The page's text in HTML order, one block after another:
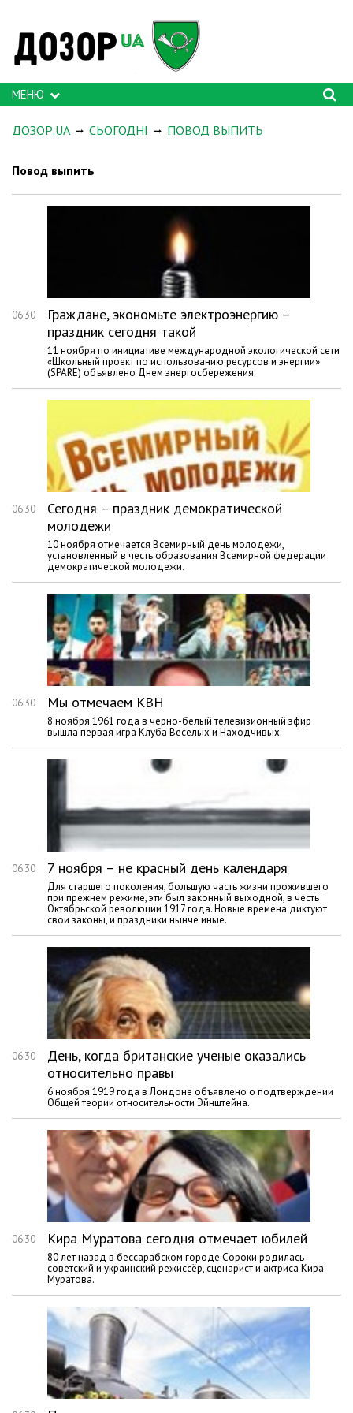
МЕНЮ
ДОЗОР.UA СЬОГОДНІ ПОВОД ВЫПИТЬ
Повод выпить
06:30
Граждане, экономьте электроэнергию –
праздник сегодня такой
11 ноября по инициативе международной экологической сети
«Школьный проект по использованию ресурсов и энергии»
(SPARE) объявлено Днем энергосбережения.
06:30
Сегодня – праздник демократической
молодежи
10 ноября отмечается Всемирный день молодежи,
установленный в честь образования Всемирной федерации
демократической молодежи.
06:30 Мы отмечаем КВН
8 ноября 1961 года в черно-белый телевизионный эфир
вышла первая игра Клуба Веселых и Находчивых.
06:30 7 ноября – не красный день календаря
Для старшего поколения, большую часть жизни прожившего
при прежнем режиме, эти был законный выходной, в честь
Октябрьской революции 1917 года. Новые времена диктуют
свои законы, и праздники нынче иные.
06:30
День, когда британские ученые оказались
относительно правы
6 ноября 1919 года в Лондоне объявлено о подтверждении
Общей теории относительности Эйнштейна.
06:30 Кира Муратова сегодня отмечает юбилей
80 лет назад в бессарабском городе Сороки родилась
советский и украинский режиссёр, сценарист и актриса Кира
Муратова.